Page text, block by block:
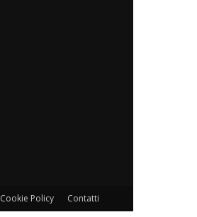
Cookie Policy Contatti